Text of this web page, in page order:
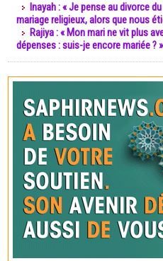
Inayah : « Je pense au divorce
mariage religieux, alors que nous
Rajiya : « Mon mari ne vit plus
dépenses : suis-je encore mariée ? »